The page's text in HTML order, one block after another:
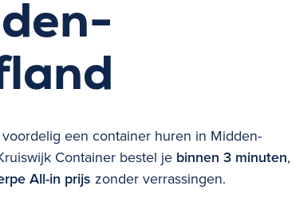
een container huren in Midden-
Container bestel je binnen 3 minuten,
All-in prijs zonder verrassingen.